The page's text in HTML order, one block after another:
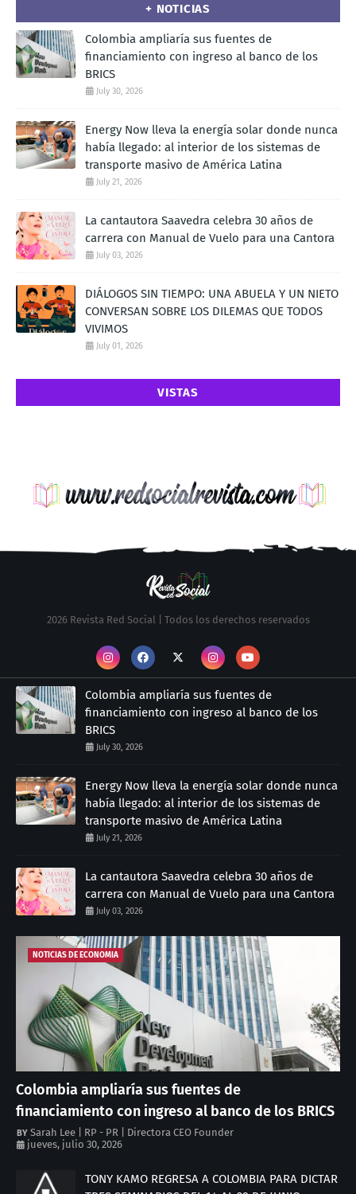
+ NOTICIAS
Colombia ampliaría sus fuentes de
financiamiento con ingreso al banco de los
BRICS
July 30, 2026
Energy Now lleva la energía solar donde nunca
había llegado: al interior de los sistemas de
transporte masivo de América Latina
July 21, 2026
La cantautora Saavedra celebra 30 años de
carrera con Manual de Vuelo para una Cantora
July 03, 2026
DIÁLOGOS SIN TIEMPO: UNA ABUELA Y UN NIETO
CONVERSAN SOBRE LOS DILEMAS QUE TODOS
VIVIMOS
July 01, 2026
VISTAS
2026 Revista Red Social | Todos los derechos reservados
Colombia ampliaría sus fuentes de
financiamiento con ingreso al banco de los
BRICS
July 30, 2026
Energy Now lleva la energía solar donde nunca
había llegado: al interior de los sistemas de
transporte masivo de América Latina
July 21, 2026
La cantautora Saavedra celebra 30 años de
carrera con Manual de Vuelo para una Cantora
July 03, 2026
NOTICIAS DE ECONOMIA
Colombia ampliaría sus fuentes de
financiamiento con ingreso al banco de los BRICS
Sarah Lee | RP - PR | Directora CEO Founder
jueves, julio 30, 2026
TONY KAMO REGRESA A COLOMBIA PARA DICTAR